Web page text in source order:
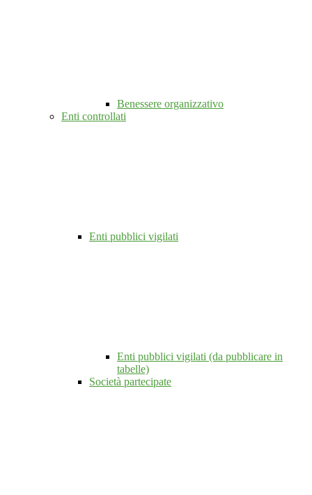
Benessere organizzativo
Enti controllati
Enti pubblici vigilati
Enti pubblici vigilati (da pubblicare in
tabelle)
Società partecipate